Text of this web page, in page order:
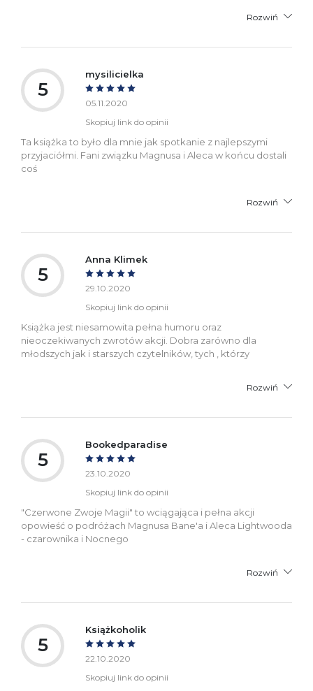
Rozwiń
5
mysilicielka
05.11.2020
Skopiuj link do opinii
Ta książka to było dla mnie jak spotkanie z najlepszymi
przyjaciółmi. Fani związku Magnusa i Aleca w końcu dostali
coś
Rozwiń
5
Anna Klimek
29.10.2020
Skopiuj link do opinii
Książka jest niesamowita pełna humoru oraz
nieoczekiwanych zwrotów akcji. Dobra zarówno dla
młodszych jak i starszych czytelników, tych , którzy
Rozwiń
5
Bookedparadise
23.10.2020
Skopiuj link do opinii
"Czerwone Zwoje Magii" to wciągająca i pełna akcji
opowieść o podróżach Magnusa Bane'a i Aleca Lightwooda
- czarownika i Nocnego
Rozwiń
5
Książkoholik
22.10.2020
Skopiuj link do opinii